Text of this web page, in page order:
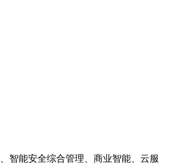
智能安全综合管理、商业智能、云服